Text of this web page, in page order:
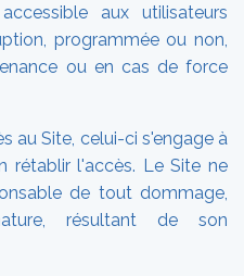
aux utilisateurs
programmée ou non,
ou en cas de force
au Site, celui-ci s'engage à
rétablir l'accès. Le Site ne
de tout dommage,
résultant de son